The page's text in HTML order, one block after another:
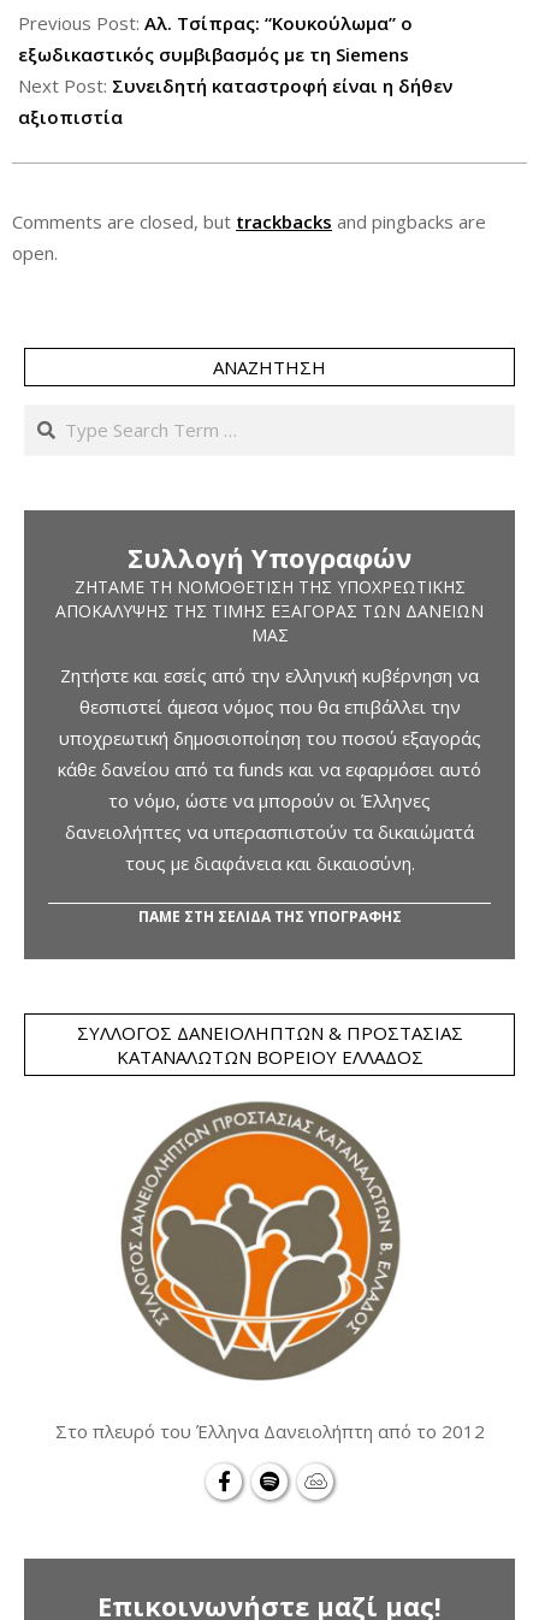
08-
27
Previous Post: Αλ. Τσίπρας: “Κουκούλωμα” ο
εξωδικαστικός συμβιβασμός με τη Siemens
Next Post: Συνειδητή καταστροφή είναι η δήθεν
αξιοπιστία
Comments are closed, but trackbacks and pingbacks are
open.
ΑΝΑΖΉΤΗΣΗ
Search
Συλλογή Υπογραφών
ΖΗΤΆΜΕ ΤΗ ΝΟΜΟΘΈΤΙΣΗ ΤΗΣ ΥΠΟΧΡΕΩΤΙΚΉΣ
ΑΠΟΚΆΛΥΨΗΣ ΤΗΣ ΤΙΜΉΣ ΕΞΑΓΟΡΆΣ ΤΩΝ ΔΑΝΕΊΩΝ
ΜΑΣ
Ζητήστε και εσείς από την ελληνική κυβέρνηση να
θεσπιστεί άμεσα νόμος που θα επιβάλλει την
υποχρεωτική δημοσιοποίηση του ποσού εξαγοράς
κάθε δανείου από τα funds και να εφαρμόσει αυτό
το νόμο, ώστε να μπορούν οι Έλληνες
δανειολήπτες να υπερασπιστούν τα δικαιώματά
τους με διαφάνεια και δικαιοσύνη.
ΠΑΜΕ ΣΤΗ ΣΕΛΙΔΑ ΤΗΣ ΥΠΟΓΡΑΦΗΣ
ΣΎΛΛΟΓΟΣ ΔΑΝΕΙΟΛΗΠΤΏΝ & ΠΡΟΣΤΑΣΊΑΣ
ΚΑΤΑΝΑΛΩΤΏΝ ΒΟΡΕΊΟΥ ΕΛΛΆΔΟΣ
Στο πλευρό του Έλληνα Δανειολήπτη από το 2012
Επικοινωνήστε μαζί μας!